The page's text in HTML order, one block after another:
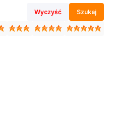
Wyczyść Szukaj